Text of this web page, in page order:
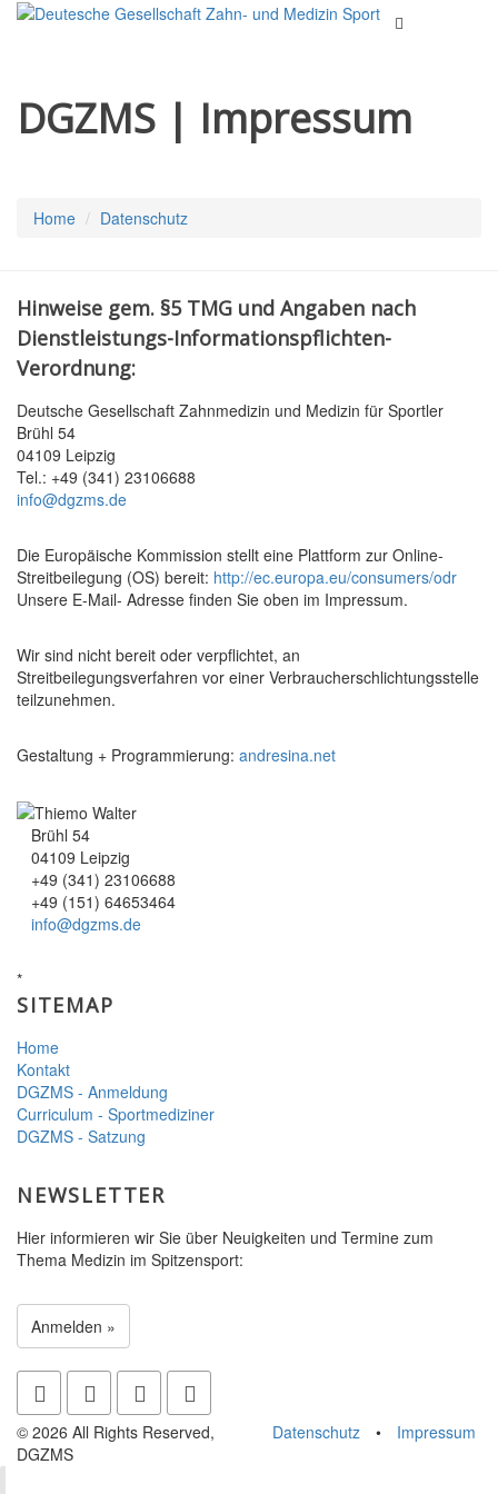
DGZMS | Impressum
Home Datenschutz
Hinweise gem. §5 TMG und Angaben nach
Dienstleistungs-Informationspflichten-
Verordnung:
Deutsche Gesellschaft Zahnmedizin und Medizin für Sportler
Brühl 54
04109 Leipzig
Tel.: +49 (341) 23106688
info@dgzms.de
Die Europäische Kommission stellt eine Plattform zur Online-
Streitbeilegung (OS) bereit: http://ec.europa.eu/consumers/odr
Unsere E-Mail- Adresse finden Sie oben im Impressum.
Wir sind nicht bereit oder verpflichtet, an
Streitbeilegungsverfahren vor einer Verbraucherschlichtungsstelle
teilzunehmen.
Gestaltung + Programmierung: andresina.net
Brühl 54
04109 Leipzig
+49 (341) 23106688
+49 (151) 64653464
info@dgzms.de
*
SITEMAP
Home
Kontakt
DGZMS - Anmeldung
Curriculum - Sportmediziner
DGZMS - Satzung
NEWSLETTER
Hier informieren wir Sie über Neuigkeiten und Termine zum
Thema Medizin im Spitzensport:
Anmelden »
* Datenschutz • Impressum
© 2026 All Rights Reserved,
DGZMS